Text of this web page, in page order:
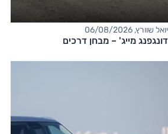
יואל שוורץ, 06/08/2026
דונגפנג מייג' – מבחן דרכים